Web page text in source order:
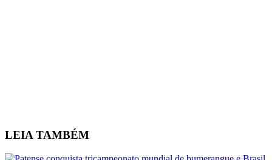
LEIA TAMBÉM